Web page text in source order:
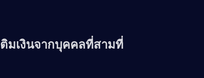
มเงินจากบุคคลที่สามที่